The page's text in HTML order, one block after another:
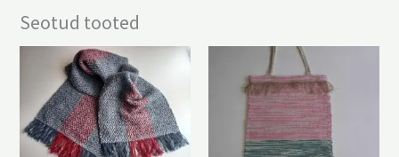
Seotud tooted